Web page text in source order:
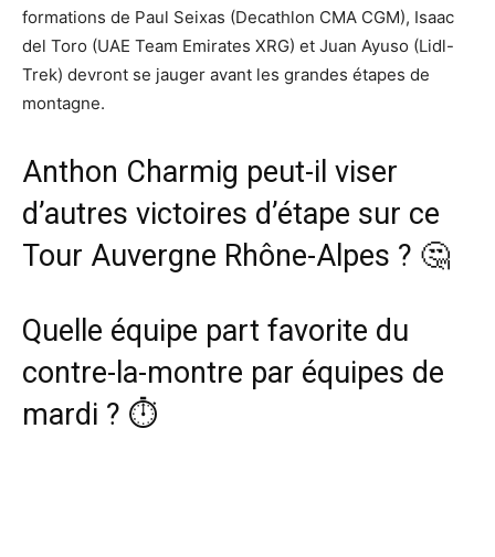
formations de Paul Seixas (Decathlon CMA CGM), Isaac
del Toro (UAE Team Emirates XRG) et Juan Ayuso (Lidl-
Trek) devront se jauger avant les grandes étapes de
montagne.
Anthon Charmig peut-il viser
d’autres victoires d’étape sur ce
Tour Auvergne Rhône-Alpes ? 🤔
Quelle équipe part favorite du
contre-la-montre par équipes de
mardi ? ⏱️